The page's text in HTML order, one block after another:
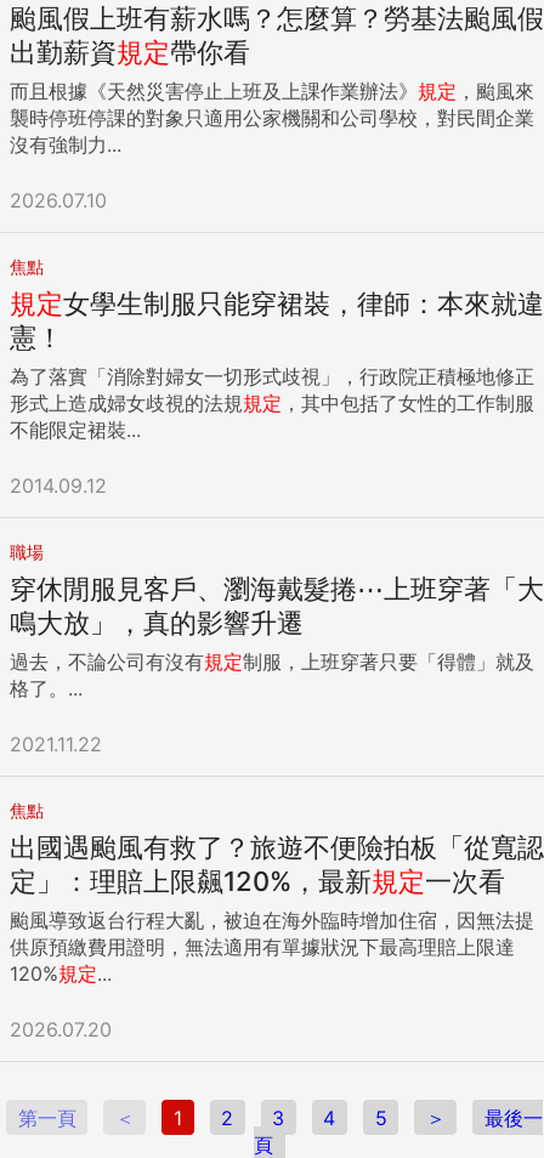
颱風假上班有薪水嗎？怎麼算？勞基法颱風假
出勤薪資規定帶你看
而且根據《天然災害停止上班及上課作業辦法》 規定 ，颱風來
襲時停班停課的對象只適用公家機關和公司學校，對民間企業
沒有強制力...
2026.07.10
焦點
規定女學生制服只能穿裙裝，律師：本來就違
憲！
為了落實「消除對婦女一切形式歧視」，行政院正積極地修正
形式上造成婦女歧視的法規規定 ，其中包括了女性的工作制服
不能限定裙裝...
2014.09.12
職場
穿休閒服見客戶、瀏海戴髮捲⋯上班穿著「大
鳴大放」，真的影響升遷
過去，不論公司有沒有規定制服，上班穿著只要「得體」就及
格了。...
2021.11.22
焦點
出國遇颱風有救了？旅遊不便險拍板「從寬認
定」：理賠上限飆120%，最新規定一次看
颱風導致返台行程大亂，被迫在海外臨時增加住宿，因無法提
供原預繳費用證明，無法適用有單據狀況下最高理賠上限達
120%規定...
2026.07.20
第一頁 ＜ 1 2 3 4 5 ＞
最後一
頁